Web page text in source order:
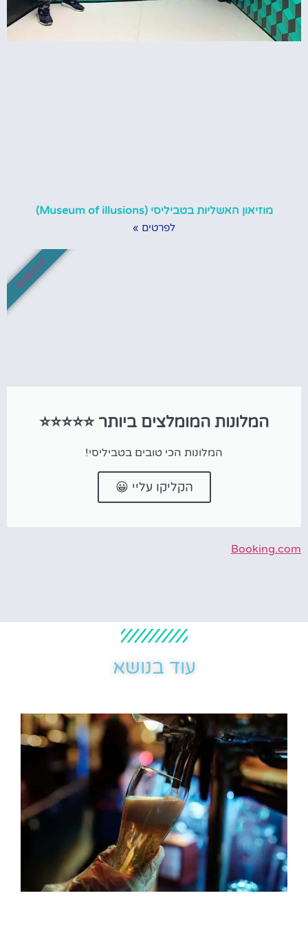
מוזיאון האשליות בטביליסי (Museum of illusions)
לפרטים »
המלונות המומלצים ביותר ⭐⭐⭐⭐⭐
המלונות הכי טובים בטביליסי!
הקליקו עליי 😀
לא לפספס!
Booking.com
עוד בנושא